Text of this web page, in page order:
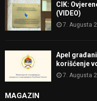
CIK:
(VIDEO)
7. Augusta
Apel
korišćenje
7. Augusta
MAGAZIN